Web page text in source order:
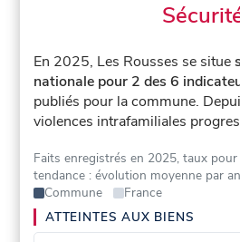
En 2025, Les Rousses se situe
nationale pour 2 des 6
publiés pour la commune.
violences intrafamiliales
Faits enregistrés en 2025, taux
tendance : évolution moyenne par
Commune
France
ATTEINTES AUX BIENS